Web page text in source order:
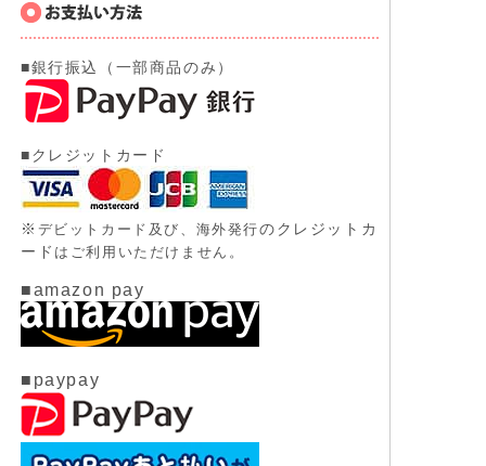
■銀行振込（一部商品のみ）
■クレジットカード
※ デビットカード及び、 海外発行のクレジットカ
ード はご利用いただけません。
■amazon pay
■paypay